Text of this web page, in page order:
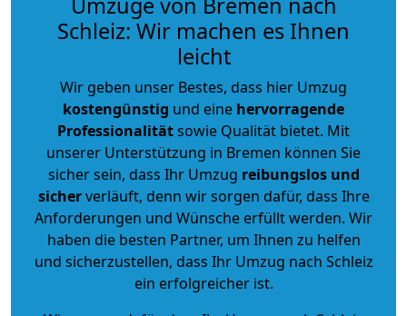
Schleiz: Wir machen es Ihnen
leicht
Wir geben unser Bestes, dass hier Umzug
kostengünstig und eine hervorragende
Professionalitätsowie Qualität bietet. Mit
unserer Unterstützung in Bremen können Sie
sicher sein, dass Ihr Umzug reibungslos und
sicherverläuft, denn wir sorgen dafür, dass Ihre
Anforderungen und Wünsche erfüllt werden. Wir
haben die besten Partner, um Ihnen zu helfen
und sicherzustellen, dass Ihr Umzug nach Schleiz
ein erfolgreicher ist.